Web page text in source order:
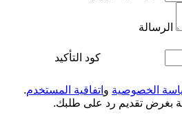
الرسالة
كود التأكيد
الخصوصية و اتفاقية المستخدم.
بغرض تقديم رد على طلبك.